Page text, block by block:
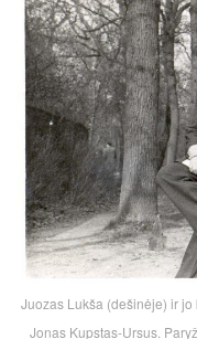
Juozas Lukša (dešinėje) ir
Jonas Kupstas-Ursus.